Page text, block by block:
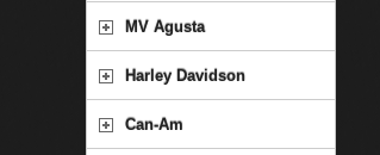
MV Agusta
Harley Davidson
Can-Am